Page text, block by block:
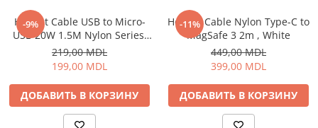
ирригаторы
Электробритвы
Уход за домом
Окон
Паровые очистители
Гейминг
Аксессуары и Игровые Товары
Игровые консоли
Игры для консолей и ПК
Сетевое оборудование
Wi-Fi роутеры
-9%
Helmet Cable USB to Micro-
USB 20W 1.5M Nylon Series,
Grey
219,00 MDL
199,00 MDL
ДОБАВИТЬ В КОРЗИНУ
-11%
Helmet Cable Nylon Type-C to
MagSafe 3 2m , White
449,00 MDL
399,00 MDL
ДОБАВИТЬ В КОРЗИНУ